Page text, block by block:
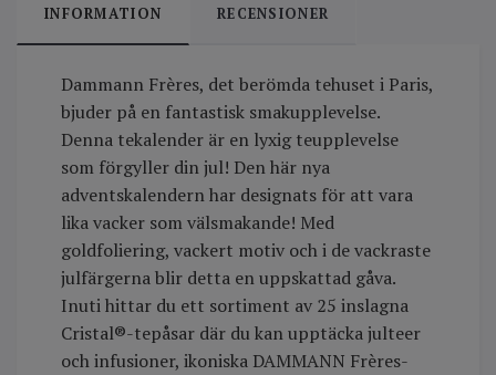
INFORMATION RECENSIONER
Dammann Frères, det berömda tehuset i Paris,
bjuder på en fantastisk smakupplevelse.
Denna tekalender är en lyxig teupplevelse
som förgyller din jul! Den här nya
adventskalendern har designats för att vara
lika vacker som välsmakande! Med
goldfoliering, vackert motiv och i de vackraste
julfärgerna blir detta en uppskattad gåva.
Inuti hittar du ett sortiment av 25 inslagna
Cristal®-tepåsar där du kan upptäcka julteer
och infusioner, ikoniska DAMMANN Frères-